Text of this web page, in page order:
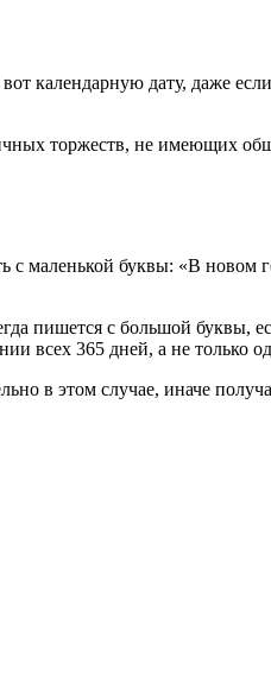
календарную дату, даже
торжеств, не имеющих
с маленькой буквы: «В новом
пишется с большой буквы,
всех 365 дней, а не только
в этом случае, иначе